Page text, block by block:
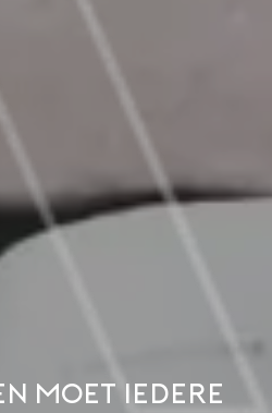
moet iedere